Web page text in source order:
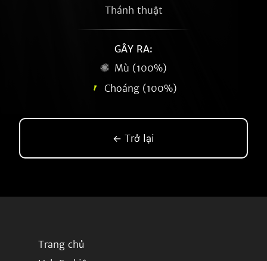
Thánh thuật
GÂY RA:
Mù (100%)
Choáng (100%)
← Trở lại
Trang chủ